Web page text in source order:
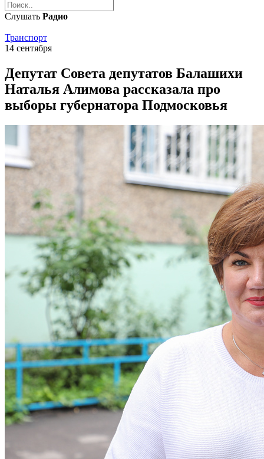
Слушать Радио
Транспорт
14 сентября
Депутат Совета депутатов Балашихи
Наталья Алимова рассказала про
выборы губернатора Подмосковья